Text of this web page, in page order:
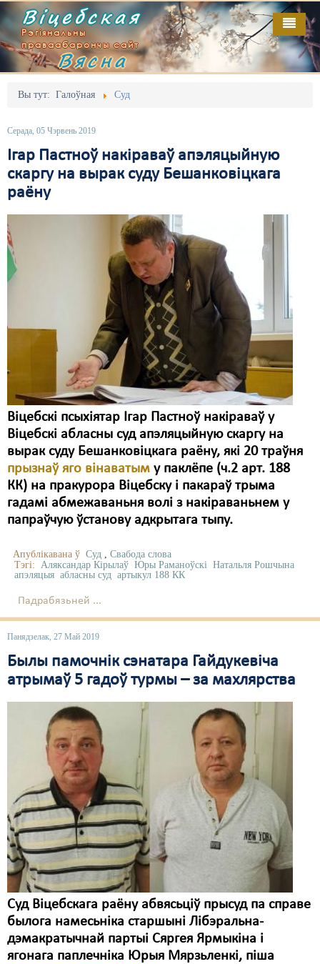
Віцебская
Рэгіянальны
праваабарончы сайт
Вясна
Вы тут: Галоўная Суд
Серада, 05 Чэрвень 2019
Ігар Пастноў накіраваў апэляцыйную
скаргу на вырак суду Бешанковіцкага
раёну
Віцебскі псыхіятар Ігар Пастноў накіраваў у
Віцебскі абласны суд апэляцыйную скаргу на
вырак суду Бешанковіцкага раёну, які 20 траўня
прызнаў яго вінаватым у паклёпе (ч.2 арт. 188
КК) на пракурора Віцебску і пакараў трыма
гадамі абмежаваньня волі з накіраваньнем у
папраўчую ўстанову адкрытага тыпу.
Апублікавана ў Суд , Свабода слова
Тэгі: Аляксандар Кірылаў Юры Раманоўскі Натальля Рошчына
апэляцыя абласны суд артыкул 188 КК
Падрабязьней ...
Панядзелак, 27 Май 2019
Былы памочнік сэнатара Гайдукевіча
атрымаў 5 гадоў турмы – за махлярства
Суд Віцебскага раёну абвясьціў прысуд па справе
былога намесьніка старшыні Лібэральна-
дэмакратычнай партыі Сяргея Ярмыкіна і
ягонага паплечніка Юрыя Мярзьленкі, піша
Галоўная
Адміністрацыйны перасьлед
Безбар'ернае асяродзьдзе
Выбары
Дыскрымінацыя
Культурныя правы
ЛПП
Мігранты
Мірныя сходы
Палітвязьні
Праваабаронцы
Правы дзіцяці
Пэнітэнцыярная сыстэма
Распальваньне варожасьці
Рознае
Свабода слова
Сьмяротнае пакараньне
Экалёгія
Правы працоўных
Сацыяльныя правы
Выданьні
Кантакт
Пра нас